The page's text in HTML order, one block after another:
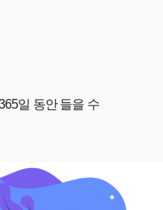
일 동안 들을 수